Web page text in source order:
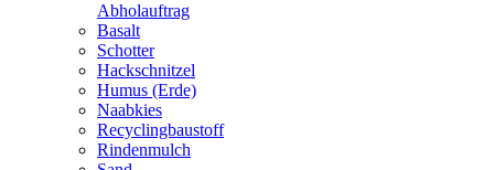
Abholauftrag
Basalt
Schotter
Hackschnitzel
Humus (Erde)
Naabkies
Recyclingbaustoff
Rindenmulch